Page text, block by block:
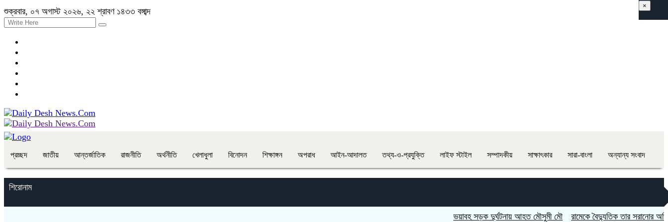
শুক্রবার, ০৭ অগাস্ট ২০২৬, ২২ শ্রাবণ ১৪৩৩ বঙ্গাব্দ
প্রচ্ছদ জাতীয় আন্তর্জাতিক রাজনীতি অর্থনীতি খেলাধুলা বিনোদন শিক্ষাঙ্গন অপরাধ আইন-আদালত তথ্য-ও-প্রযুক্তি লাইফ স্টাইল সম্পাদকীয় সাক্ষাৎকার সারা-বাংলা অন্যান্য সংবাদ
শিরোনাম
ভয়াবহ সড়ক দুর্ঘটনায় আহত মৌসুমী মৌ রামেকে বৈদ্যুতিক তার সরানোর অভিযোগ,
×